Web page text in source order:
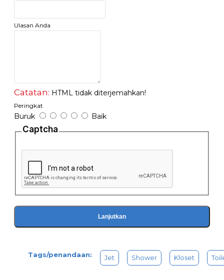
Ulasan Anda
Catatan: HTML tidak diterjemahkan!
Peringkat
Buruk Baik
Captcha
Lanjutkan
Tags/penandaan: Jet Shower Kloset